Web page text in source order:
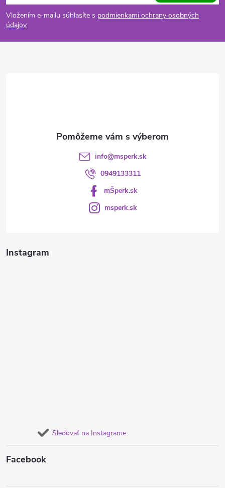
p
Vložením e-mailu súhlasíte s podmienkami ochrany osobných
údajov
Instagram
Sledovať na Instagrame
info@msperk.sk
0949133311
mŠperk.sk
msperk.sk
Facebook